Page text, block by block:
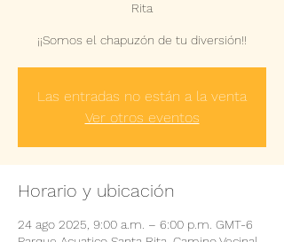
Rita
¡¡Somos el chapuzón de tu diversión!!
Las entradas no están a la venta
Ver otros eventos
Horario y ubicación
24 ago 2025, 9:00 a.m. – 6:00 p.m. GMT-6